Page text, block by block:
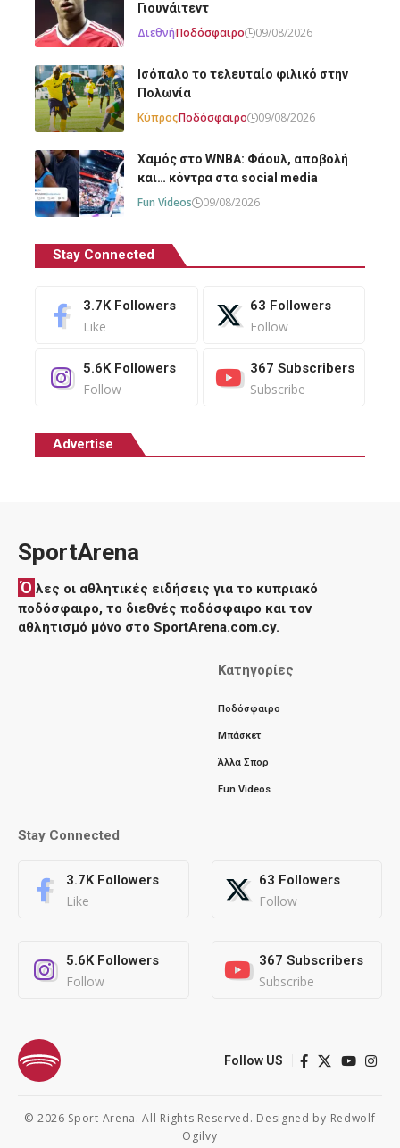
Γιουνάιτεντ
ΔιεθνήΠοδόσφαιρο 09/08/2026
Ισόπαλο το τελευταίο φιλικό στην
Πολωνία
ΚύπροςΠοδόσφαιρο 09/08/2026
Χαμός στο WNBA: Φάουλ, αποβολή
και… κόντρα στα social media
Fun Videos 09/08/2026
Stay Connected
3.7K Followers
Like
63 Followers
Follow
5.6K Followers
Follow
367 Subscribers
Subscribe
Advertise
SportArena
Ό λες οι αθλητικές ειδήσεις για το κυπριακό
ποδόσφαιρο, το διεθνές ποδόσφαιρο και τον
αθλητισμό μόνο στο SportArena.com.cy.
Κατηγορίες
Ποδόσφαιρο
Μπάσκετ
Άλλα Σπορ
Fun Videos
Stay Connected
3.7K Followers
Like
63 Followers
Follow
5.6K Followers
Follow
367 Subscribers
Subscribe
Follow US
© 2026 Sport Arena. All Rights Reserved. Designed by Redwolf
Ogilvy